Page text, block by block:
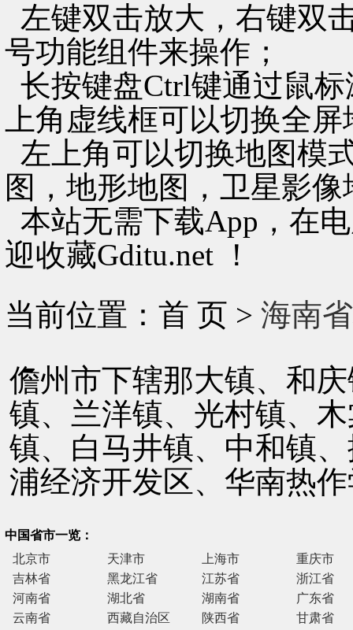
左键双击放大，右键双
号功能组件来操作；
长按键盘Ctrl键通过鼠
上角虚线框可以切换全
左上角可以切换地图模
图，地形地图，卫星影像
本站无需下载App，在
迎收藏Gditu.net ！
当前位置：首 页 > 海南
儋州市下辖那大镇、和
镇、兰洋镇、光村镇、
镇、白马井镇、中和镇
浦经济开发区、华南热
中国省市一览：
北京市
天津市 上海市
重庆市
吉林省
黑龙江省 江苏省
浙江省
河南省
湖北省 湖南省
广东省
云南省
西藏自治区 陕西省
甘肃省